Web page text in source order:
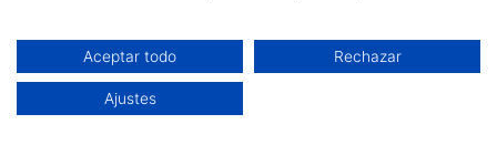
Aceptar todo Rechazar
Ajustes